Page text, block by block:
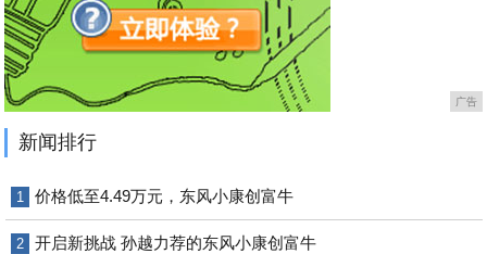
广告
新闻排行
1 价格低至4.49万元，东风小康创富牛
2 开启新挑战 孙越力荐的东风小康创富牛